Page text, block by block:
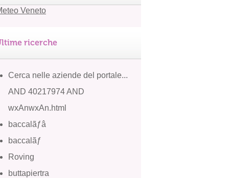
ricerche
Cerca nelle aziende del portale...
AND 40217974 AND
wxAnwxAn.html
baccalãƒâ
baccalãƒ
Roving
buttapiertra